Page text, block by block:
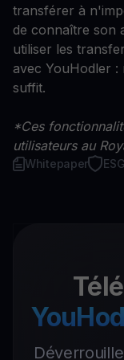
transférer à
de connaître son
utiliser les
avec YouHodler :
suffit.
*Ces
utilisateurs au
Whitepaper ESG